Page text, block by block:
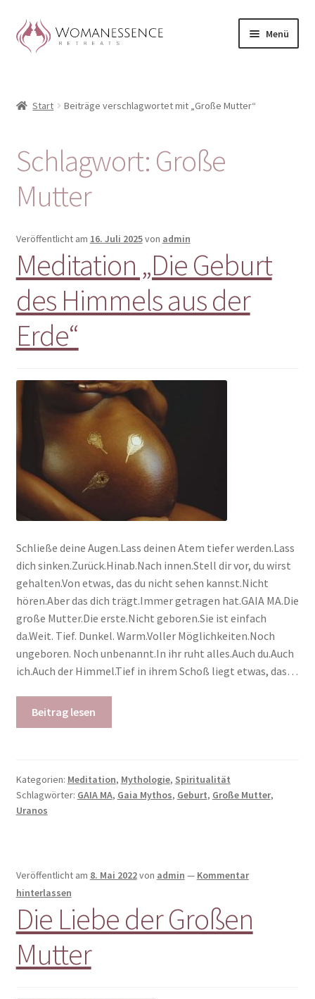
Zur
Navigation
Zum
Inhalt
Menü
Blog
Shop / Retreats im Allgäu
CLAUDIA TAVERNA
Erfahrungen
Warenkorb
Start Beiträge verschlagwortet mit „Große Mutter“
Schlagwort: Große
Mutter
Veröffentlicht am 16. Juli 2025von admin
Meditation „Die Geburt
des Himmels aus der
Erde“
Schließe deine Augen.Lass deinen Atem tiefer werden.Lass
dich sinken.Zurück.Hinab.Nach innen.Stell dir vor, du wirst
gehalten.Von etwas, das du nicht sehen kannst.Nicht
hören.Aber das dich trägt.Immer getragen hat.GAIA MA.Die
große Mutter.Die erste.Nicht geboren.Sie ist einfach
da.Weit. Tief. Dunkel. Warm.Voller Möglichkeiten.Noch
ungeboren. Noch unbenannt.In ihr ruht alles.Auch du.Auch
ich.Auch der Himmel.Tief in ihrem Schoß liegt etwas, das…
Beitrag lesen
Kategorien: Meditation, Mythologie, Spiritualität
Schlagwörter: GAIA MA, Gaia Mythos, Geburt, Große Mutter,
Uranos
Veröffentlicht am 8. Mai 2022von admin — Kommentar
hinterlassen
Die Liebe der Großen
Mutter